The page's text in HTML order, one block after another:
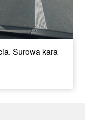
Surowa kara